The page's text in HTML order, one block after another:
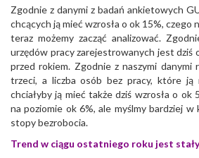
Zgodnie z danymi z badań ankietowych
chcących ją mieć wzrosła o ok 15%, czego
teraz możemy zacząć analizować.
urzędów pracy zarejestrowanych jest dziś
przed rokiem. Zgodnie z naszymi danymi
trzeci, a liczba osób bez pracy, które ją
chciałyby ją mieć także dziś wzrosła o ok
na poziomie ok 6%, ale myślmy bardziej
stopy bezrobocia.
Trend w ciągu ostatniego roku jest